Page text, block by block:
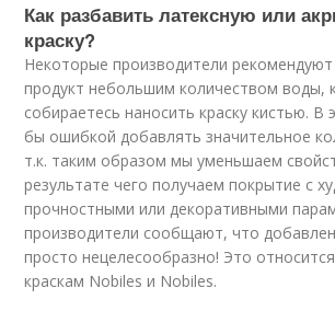
Как разбавить латексную или
краску?
Некоторые производители
продукт небольшим количеством воды,
собираетесь наносить краску кистью. В
бы ошибкой добавлять значительное
т.к. таким образом мы уменьшаем
результате чего получаем покрытие с
прочностными или декоративными
производители сообщают, что
просто нецелесообразно! Это
краскам Nobiles и Nobiles.